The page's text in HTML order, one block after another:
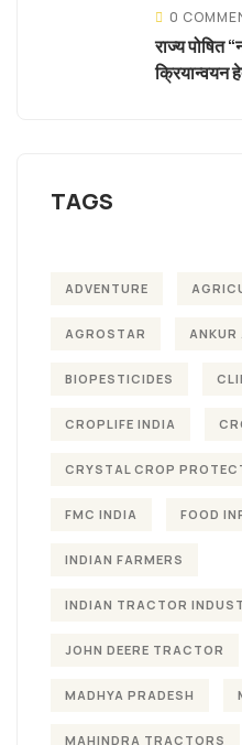
0
राज्य पोषित
क्रियान्वयन
TAGS
ADVENTURE
AGROSTAR ANKUR
BIOPESTICIDES
CROPLIFE INDIA
CRYSTAL CROP
FMC INDIA FOOD
INDIAN FARMERS
INDIAN TRACTOR
JOHN DEERE TRACTOR
MADHYA PRADESH
MAHINDRA TRACTORS